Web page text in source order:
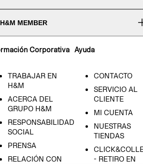
MEMBER
Corporativa
TRABAJAR EN
H&M
ACERCA DEL
GRUPO H&M
RESPONSABILIDAD
SOCIAL
PRENSA
RELACIÓN CON
Ayuda
CONTACTO
SERVICIO AL
CLIENTE
MI CUENTA
NUESTRAS
TIENDAS
- RETIRO EN